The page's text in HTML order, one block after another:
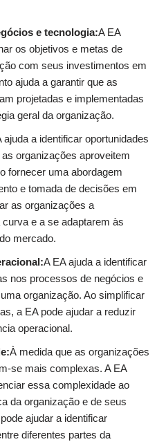
e tecnologia:A EA
os objetivos e metas de
com seus investimentos em
ajuda a garantir que as
projetadas e implementadas
geral da organização.
ajuda a identificar oportunidades
organizações aproveitem
fornecer uma abordagem
e tomada de decisões em
as organizações a
e a se adaptarem às
mercado.
A EA ajuda a identificar
nos processos de negócios e
organização. Ao simplificar
a EA pode ajudar a reduzir
operacional.
À medida que as organizações
se mais complexas. A EA
essa complexidade ao
da organização e de seus
ajudar a identificar
diferentes partes da